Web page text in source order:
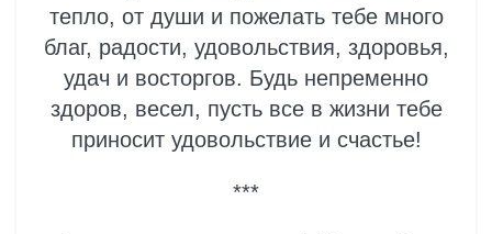
тепло, от души и пожелать тебе много
благ, радости, удовольствия, здоровья,
удач и восторгов. Будь непременно
здоров, весел, пусть все в жизни тебе
приносит удовольствие и счастье!
***